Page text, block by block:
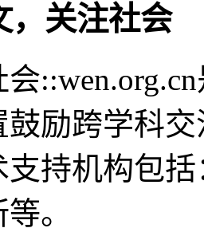
，关注社会
会
鼓励跨学科
支持机构包
。